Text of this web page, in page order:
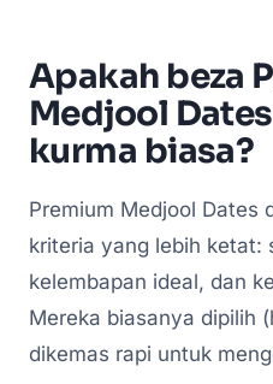
Apakah beza
Medjool
kurma biasa?
Premium Medjool Dates
kriteria yang lebih ketat:
kelembapan ideal, dan
Mereka biasanya dipilih
dikemas rapi untuk